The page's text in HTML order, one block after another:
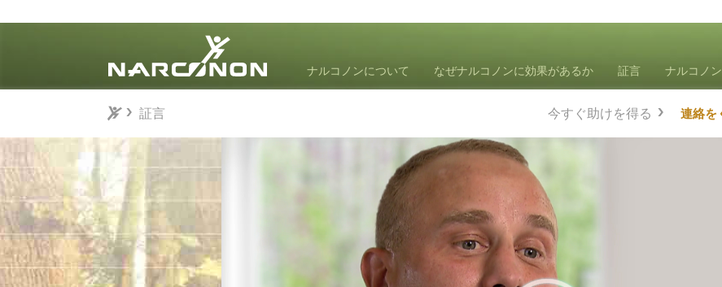
ナルコノンについて なぜナルコノンに効果があるか 証言 ナルコノ
⨯ 連絡を
今すぐ助けを得る
証言
証言